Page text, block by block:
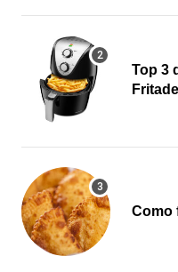
Top 3
Como